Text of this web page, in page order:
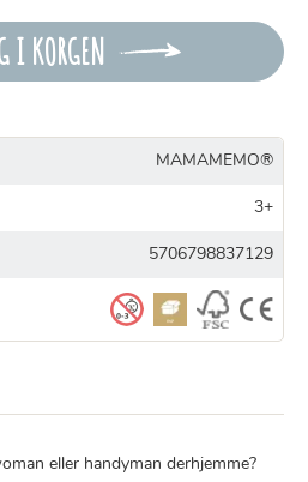
I KORGEN
MAMAMEMO®
3+
5706798837129
eller handyman derhjemme?